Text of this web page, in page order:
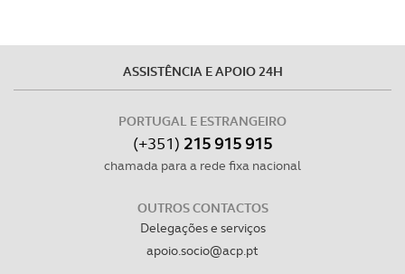
ASSISTÊNCIA E APOIO 24H
PORTUGAL E ESTRANGEIRO
(+351) 215 915 915
chamada para a rede fixa nacional
OUTROS CONTACTOS
Delegações e serviços
apoio.socio@acp.pt